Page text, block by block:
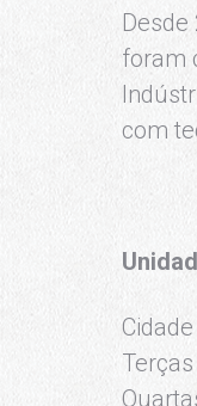
foram
com